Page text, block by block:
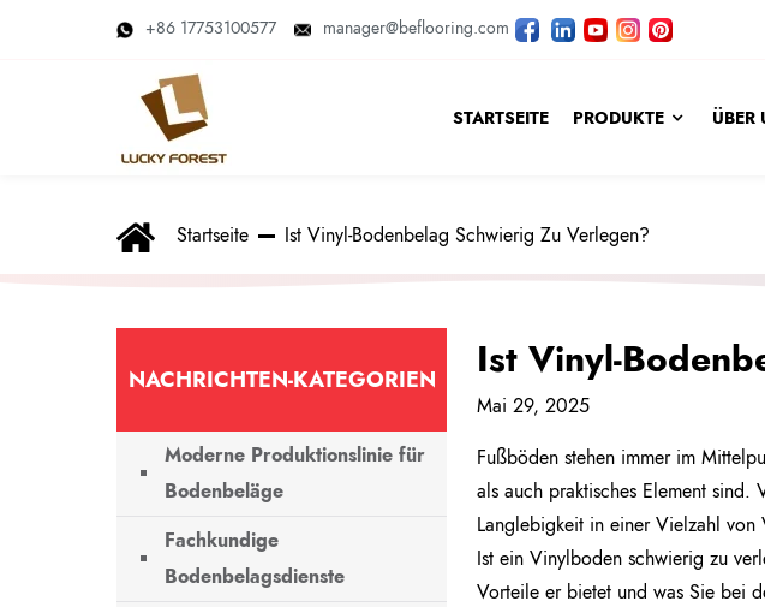
+86 17753100577 manager@beflooring.com
STARTSEITE PRODUKTE ÜBER
Startseite Ist Vinyl-Bodenbelag Schwierig Zu Verlegen?
NACHRICHTEN-KATEGORIEN
Moderne Produktionslinie für
Bodenbeläge
Fachkundige
Bodenbelagsdienste
Ist Vinyl-
Mai 29, 2025
Fußböden stehen immer im
als auch praktisches Element
Langlebigkeit in einer Vielzahl von
Ist ein Vinylboden schwierig zu
Vorteile er bietet und was Sie bei